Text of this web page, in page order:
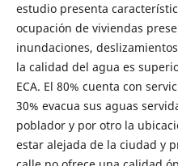
estudio presenta
ocupación de viviendas
inundaciones,
la calidad del agua es
ECA. El 80% cuenta con
30% evacua sus aguas
poblador y por otro la
estar alejada de la ciudad y